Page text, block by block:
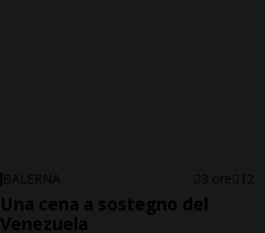
BALERNA 3 ore 12
Una cena a sostegno del
Venezuela